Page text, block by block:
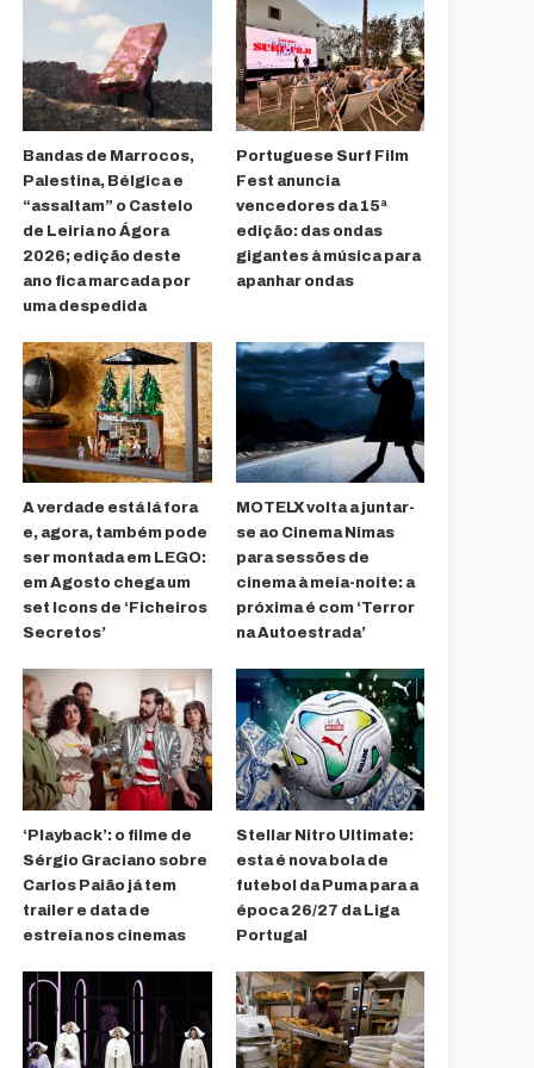
Bandas de Marrocos,
Palestina, Bélgica e
“assaltam” o Castelo
de Leiria no Ágora
2026; edição deste
ano fica marcada por
uma despedida
Portuguese Surf Film
Fest anuncia
vencedores da 15ª
edição: das ondas
gigantes à música para
apanhar ondas
A verdade está lá fora
e, agora, também pode
ser montada em LEGO:
em Agosto chega um
set Icons de ‘Ficheiros
Secretos’
MOTELX volta a juntar-
se ao Cinema Nimas
para sessões de
cinema à meia-noite: a
próxima é com ‘Terror
na Autoestrada’
‘Playback’: o filme de
Sérgio Graciano sobre
Carlos Paião já tem
trailer e data de
estreia nos cinemas
Stellar Nitro Ultimate:
esta é nova bola de
futebol da Puma para a
época 26/27 da Liga
Portugal